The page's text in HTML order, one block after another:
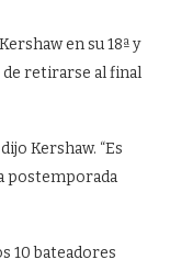
en su 18ª y
retirarse al final
Kershaw. “Es
postemporada
10 bateadores